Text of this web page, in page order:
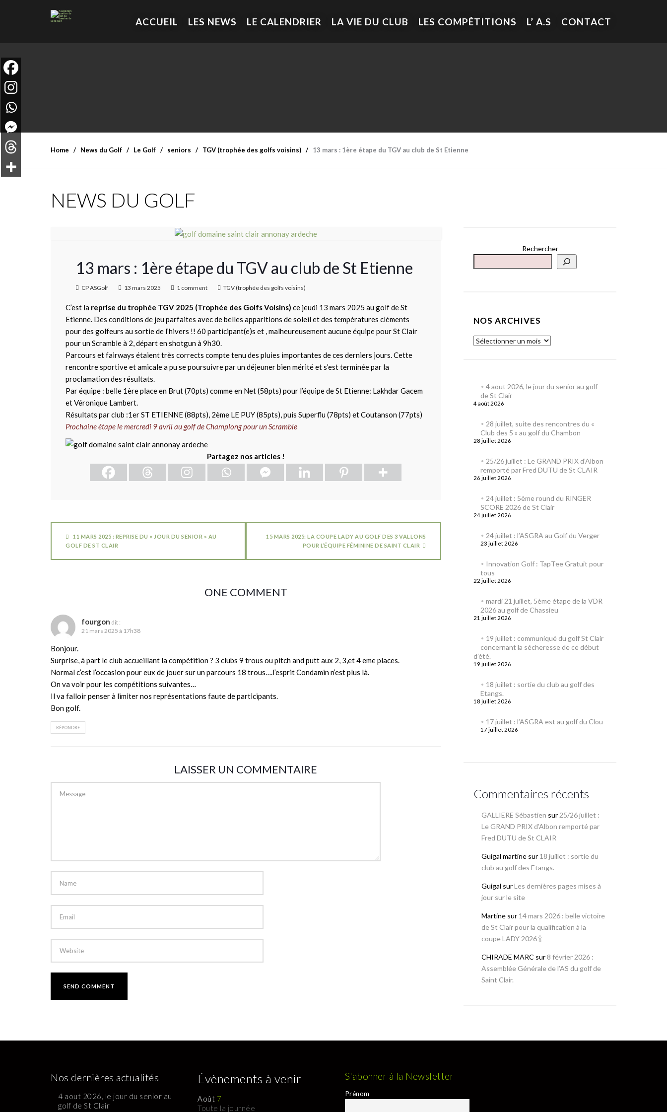
ACCUEIL LES NEWS LE CALENDRIER LA VIE DU CLUB LES COMPÉTITIONS L’ A.S CONTACT
Home News du Golf Le Golf seniors TGV (trophée des golfs voisins) 13 mars : 1ère étape du TGV au club de St Etienne
NEWS DU GOLF
13 mars : 1ère étape du TGV au club de St Etienne
CP ASGolf 13 mars 2025 1 comment TGV (trophée des golfs voisins)
C’est la reprise du trophée TGV 2025 (Trophée des Golfs Voisins) ce jeudi 13 mars 2025 au golf de St
Etienne. Des conditions de jeu parfaites avec de belles apparitions de soleil et des températures cléments
pour des golfeurs au sortie de l’hivers !! 60 participant(e)s et , malheureusement aucune équipe pour St Clair
pour un Scramble à 2, départ en shotgun à 9h30.
Parcours et fairways étaient très corrects compte tenu des pluies importantes de ces derniers jours. Cette
rencontre sportive et amicale a pu se poursuivre par un déjeuner bien mérité et s’est terminée par la
proclamation des résultats.
Par équipe : belle 1ère place en Brut (70pts) comme en Net (58pts) pour l’équipe de St Etienne: Lakhdar Gacem
et Véronique Lambert.
Résultats par club :1er ST ETIENNE (88pts), 2ème LE PUY (85pts), puis Superflu (78pts) et Coutanson (77pts)
Prochaine étape le mercredi 9 avril au golf de Champlong pour un Scramble
Partagez nos articles !
11 MARS 2025 : REPRISE DU « JOUR DU SENIOR » AU
GOLF DE ST CLAIR
15 MARS 2025: LA COUPE LADY AU GOLF DES 3 VALLONS
POUR L’ÉQUIPE FÉMININE DE SAINT CLAIR
ONE COMMENT
fourgon dit :
21 mars 2025 à 17h38
Bonjour.
Surprise, à part le club accueillant la compétition ? 3 clubs 9 trous ou pitch and putt aux 2, 3,et 4 eme places.
Normal c’est l’occasion pour eux de jouer sur un parcours 18 trous….l’esprit Condamin n’est plus là.
On va voir pour les compétitions suivantes…
Il va falloir penser à limiter nos représentations faute de participants.
Bon golf.
RÉPONDRE
LAISSER UN COMMENTAIRE
Rechercher
NOS ARCHIVES
4 aout 2026, le jour du senior au golf
de St Clair
4 août 2026
28 juillet, suite des rencontres du «
Club des 5 » au golf du Chambon
28 juillet 2026
25/26 juillet : Le GRAND PRIX d’Albon
remporté par Fred DUTU de St CLAIR
26 juillet 2026
24 juillet : 5ème round du RINGER
SCORE 2026 de St Clair
24 juillet 2026
24 juillet : l’ASGRA au Golf du Verger
23 juillet 2026
Innovation Golf : TapTee Gratuit pour
tous
22 juillet 2026
mardi 21 juillet, 5ème étape de la VDR
2026 au golf de Chassieu
21 juillet 2026
19 juillet : communiqué du golf St Clair
concernant la sécheresse de ce début
d’été.
19 juillet 2026
18 juillet : sortie du club au golf des
Etangs.
18 juillet 2026
17 juillet : l’ASGRA est au golf du Clou
17 juillet 2026
Commentaires récents
GALLIERE Sébastien sur 25/26 juillet :
Le GRAND PRIX d’Albon remporté par
Fred DUTU de St CLAIR
Guigal martine sur 18 juillet : sortie du
club au golf des Etangs.
Guigal surLes dernières pages mises à
jour sur le site
Martine sur 14 mars 2026 : belle victoire
de St Clair pour la qualification à la
coupe LADY 2026 🍾
CHIRADE MARC sur 8 février 2026 :
Assemblée Générale de l’AS du golf de
Saint Clair.
Nos dernières actualités
4 aout 2026, le jour du senior au
golf de St Clair
Évènements à venir
Août 7
Toute la journée
S'abonner à la Newsletter
Prénom